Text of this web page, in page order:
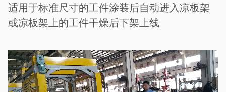
适用于标准尺寸的工件涂装后自动进入凉板架
或凉板架上的工件干燥后下架上线